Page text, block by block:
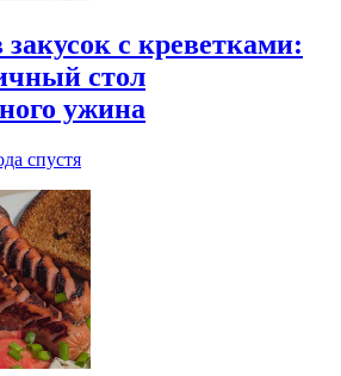
закусок с креветками:
стол
ужина
спустя